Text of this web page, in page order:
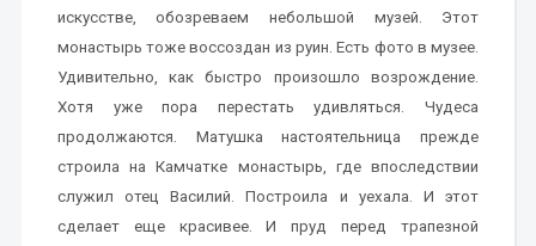
искусстве, обозреваем небольшой музей. Этот
монастырь тоже воссоздан из руин. Есть фото в музее.
Удивительно, как быстро произошло возрождение.
Хотя уже пора перестать удивляться. Чудеса
продолжаются. Матушка настоятельница прежде
строила на Камчатке монастырь, где впоследствии
служил отец Василий. Построила и уехала. И этот
сделает еще красивее. И пруд перед трапезной